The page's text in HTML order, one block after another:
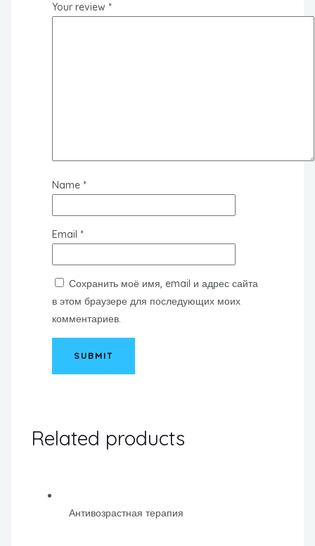
Your review *
Name *
Email *
Сохранить моё имя, email и адрес сайта
в этом браузере для последующих моих
комментариев.
Related products
Антивозрастная терапия